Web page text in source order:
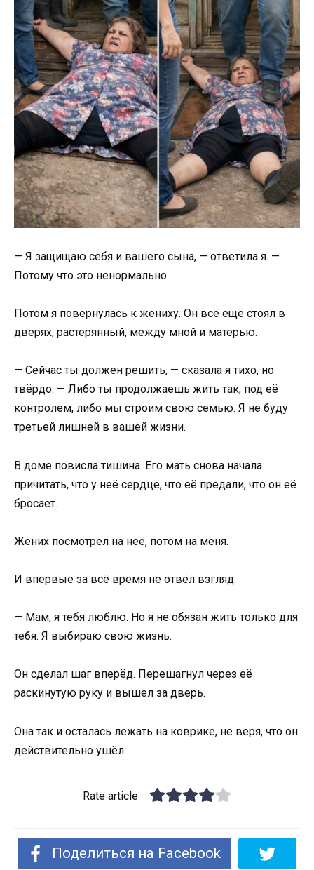
— Я защищаю себя и вашего сына, — ответила я. —
Потому что это ненормально.
Потом я повернулась к жениху. Он всё ещё стоял в
дверях, растерянный, между мной и матерью.
— Сейчас ты должен решить, — сказала я тихо, но
твёрдо. — Либо ты продолжаешь жить так, под её
контролем, либо мы строим свою семью. Я не буду
третьей лишней в вашей жизни.
В доме повисла тишина. Его мать снова начала
причитать, что у неё сердце, что её предали, что он её
бросает.
Жених посмотрел на неё, потом на меня.
И впервые за всё время не отвёл взгляд.
— Мам, я тебя люблю. Но я не обязан жить только для
тебя. Я выбираю свою жизнь.
Он сделал шаг вперёд. Перешагнул через её
раскинутую руку и вышел за дверь.
Она так и осталась лежать на коврике, не веря, что он
действительно ушёл.
Rate article
Поделиться на Facebook